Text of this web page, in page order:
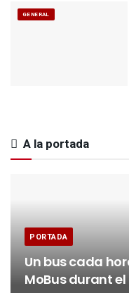
GENERAL
A la portada
PORTADA
Un bus cada
MoBus durant